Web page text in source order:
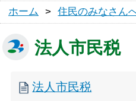
ホーム > 住民のみなさん
法人市民税
法人市民税